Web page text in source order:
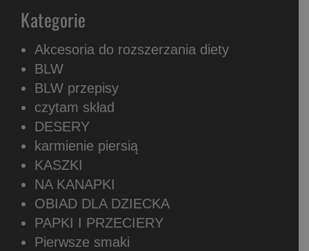
Kategorie
Akcesoria do rozszerzania diety
BLW
BLW przepisy
czytam skład
DESERY
karmienie piersią
KASZKI
NA KANAPKI
OBIAD DLA DZIECKA
PAPKI I PRZECIERY
Pierwsze smaki